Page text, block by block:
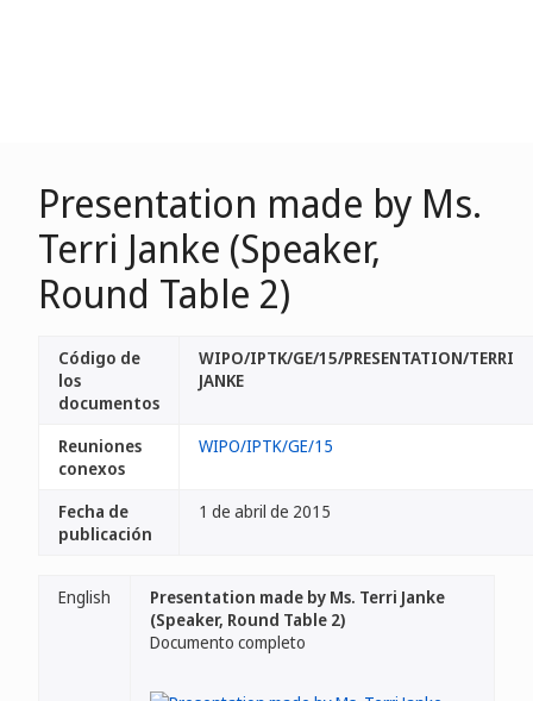
Presentation made by Ms.
Terri Janke (Speaker,
Round Table 2)
Código de
los
documentos
WIPO/IPTK/GE/15/PRESENTATION/TERRI
JANKE
Reuniones
conexos
WIPO/IPTK/GE/15
Fecha de
publicación
1 de abril de 2015
English
Presentation made by Ms. Terri Janke
(Speaker, Round Table 2)
Documento completo